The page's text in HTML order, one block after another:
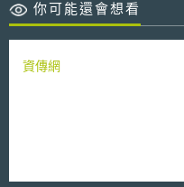
你可能還會想看
資傳網